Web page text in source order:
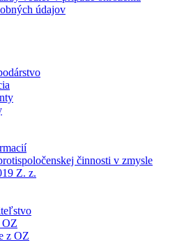
údajov
činnosti v zmysle
Z. z.
OZ
z OZ